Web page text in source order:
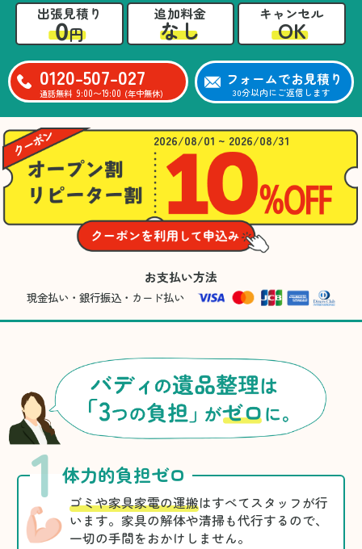
出張見積り
0円
追加料金
なし
キャンセル
OK
0120-507-027
通話無料 9:00〜19:00 (年中無休)
フォームでお見積り
30分以内にご返信します
2026/08/01 ~ 2026/08/31
お支払い方法
現金払い・銀行振込・カード払い
1 体力的負担ゼロ
ゴミや家具家電の運搬はすべてスタッフが行
います。家具の解体や清掃も代行するので、
一切の手間をおかけしません。